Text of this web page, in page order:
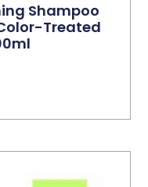
Shampoo
Treated